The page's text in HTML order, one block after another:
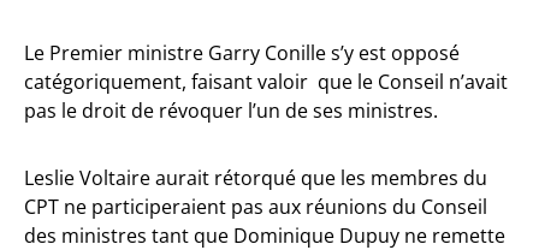
Le Premier ministre Garry Conille s’y est opposé
catégoriquement, faisant valoir que le Conseil n’avait
pas le droit de révoquer l’un de ses ministres.
Leslie Voltaire aurait rétorqué que les membres du
CPT ne participeraient pas aux réunions du Conseil
des ministres tant que Dominique Dupuy ne remette